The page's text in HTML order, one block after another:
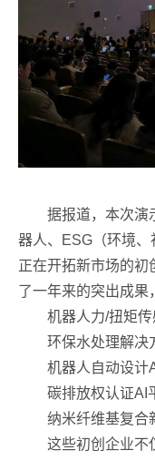
据报道，本次演
器人、ESG（环境
正在开拓新市场的初
了一年来的突出成果
机器人力/扭矩传
环保水处理解决
机器人自动设计
碳排放权认证AI
纳米纤维基复合
这些初创企业不